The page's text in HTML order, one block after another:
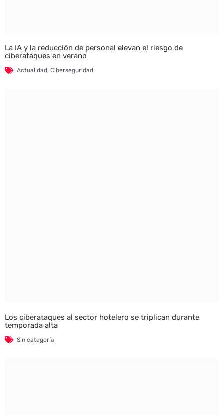
La IA y la reducción de personal elevan el riesgo de
ciberataques en verano
Actualidad, Ciberseguridad
Los ciberataques al sector hotelero se triplican durante
temporada alta
Sin categoría